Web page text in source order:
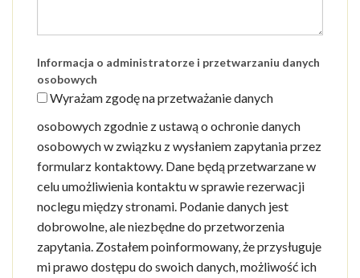
Informacja o administratorze i przetwarzaniu danych
osobowych
Wyrażam zgodę na przetważanie danych
osobowych zgodnie z ustawą o ochronie danych
osobowych w związku z wysłaniem zapytania przez
formularz kontaktowy. Dane będą przetwarzane w
celu umożliwienia kontaktu w sprawie rezerwacji
noclegu między stronami. Podanie danych jest
dobrowolne, ale niezbędne do przetworzenia
zapytania. Zostałem poinformowany, że przysługuje
mi prawo dostępu do swoich danych, możliwość ich